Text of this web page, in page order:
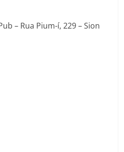
– Rua Pium-í, 229 – Sion